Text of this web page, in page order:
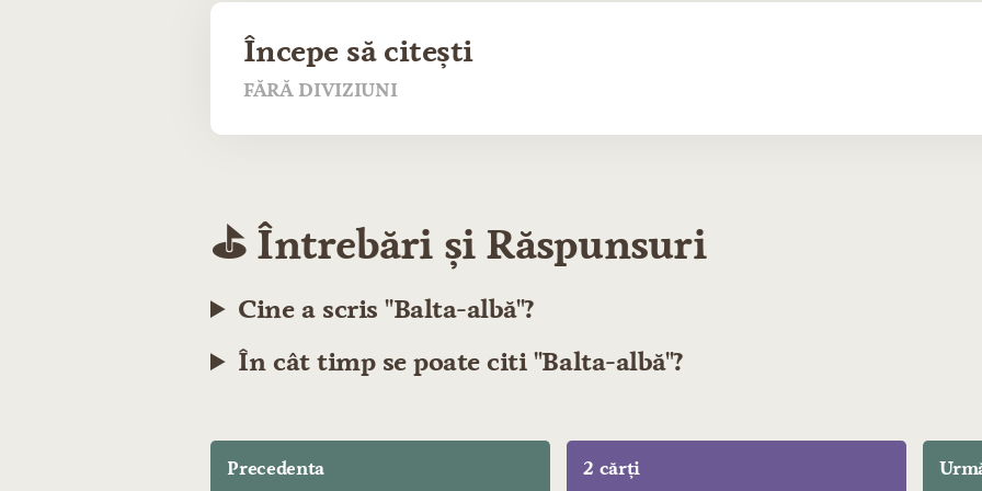
Începe să citești
FĂRĂ DIVIZIUNI
⛳️ Întrebări și Răspunsuri
Cine a scris "Balta-albă"?
În cât timp se poate citi "Balta-albă"?
Precedenta 2 cărți